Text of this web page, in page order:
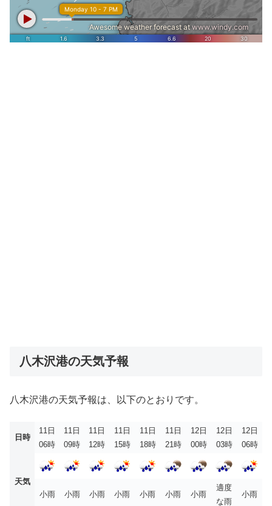
八木沢港の天気予報
八木沢港の天気予報は、以下のとおりです。
日時
11日
06時
11日
09時
11日
12時
11日
15時
11日
18時
11日
21時
12日
00時
12日
03時
12日
06時
天気
小雨
小雨 小雨 小雨 小雨 小雨 小雨
適度
な雨
小雨